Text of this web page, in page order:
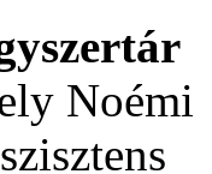
Noémi